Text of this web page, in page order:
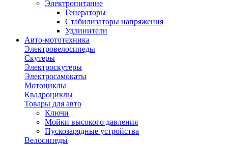
Электропитание
Генераторы
Стабилизаторы напряжения
Удлинители
Авто-мототехника
Электровелосипеды
Скутеры
Электроскутеры
Электросамокаты
Мотоциклы
Квадроциклы
Товары для авто
Ключи
Мойки высокого давления
Пускозарядные устройства
Велосипеды